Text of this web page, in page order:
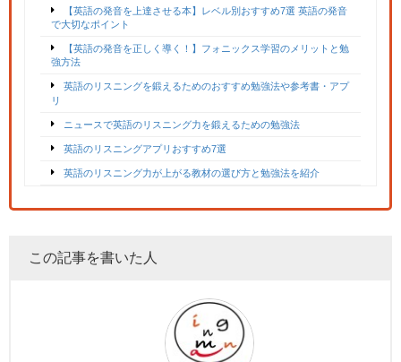
【英語の発音を上達させる本】レベル別おすすめ7選 英語の発音
で大切なポイント
【英語の発音を正しく導く！】フォニックス学習のメリットと勉
強方法
英語のリスニングを鍛えるためのおすすめ勉強法や参考書・アプ
リ
ニュースで英語のリスニング力を鍛えるための勉強法
英語のリスニングアプリおすすめ7選
英語のリスニング力が上がる教材の選び方と勉強法を紹介
この記事を書いた人